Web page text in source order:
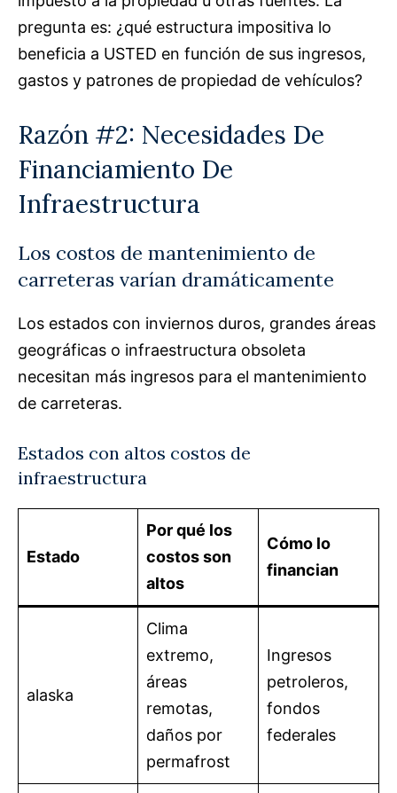
pregunta es: ¿qué estructura impositiva lo
beneficia a USTED en función de sus ingresos,
gastos y patrones de propiedad de vehículos?
Razón #2: Necesidades De
Financiamiento De
Infraestructura
Los costos de mantenimiento de
carreteras varían dramáticamente
Los estados con inviernos duros, grandes áreas
geográficas o infraestructura obsoleta
necesitan más ingresos para el mantenimiento
de carreteras.
Estados con altos costos de
infraestructura
Estado
Por qué los
costos son
altos
Cómo lo
financian
alaska
Clima
extremo,
áreas
remotas,
daños por
permafrost
Ingresos
petroleros,
fondos
federales